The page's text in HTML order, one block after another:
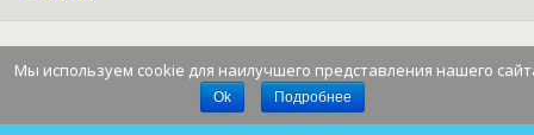
Мы используем cookie для наилучшего представления нашего
Ok Подробнее
Наверх